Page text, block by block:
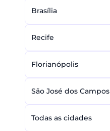
Brasília
Recife
Florianópolis
São José dos Campos
Todas as cidades